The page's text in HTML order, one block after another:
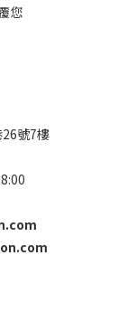
您
號7樓